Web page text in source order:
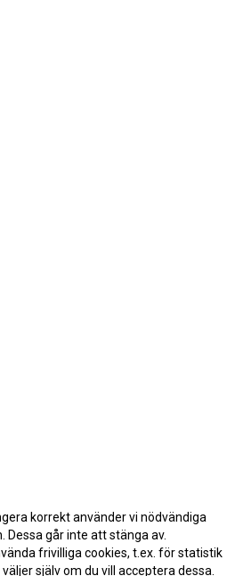
korrekt använder vi nödvändiga
går inte att stänga av.
frivilliga cookies, t.ex. för statistik
själv om du vill acceptera dessa.